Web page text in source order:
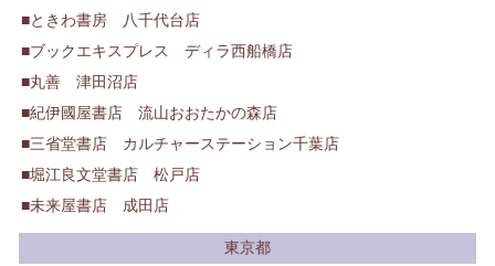
ときわ書房 八千代台店
ブックエキスプレス ディラ西船橋店
丸善 津田沼店
紀伊國屋書店 流山おおたかの森店
三省堂書店 カルチャーステーション千葉店
堀江良文堂書店 松戸店
未来屋書店 成田店
東京都